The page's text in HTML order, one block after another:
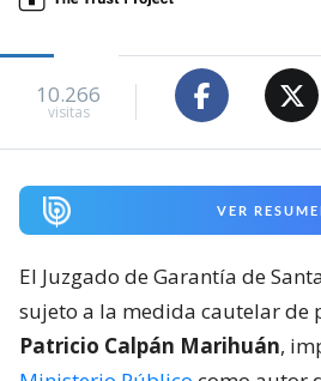
10.266
visitas
VER
El Juzgado de Garantía de
sujeto a la medida cautelar de
Patricio Calpán Marihuán,